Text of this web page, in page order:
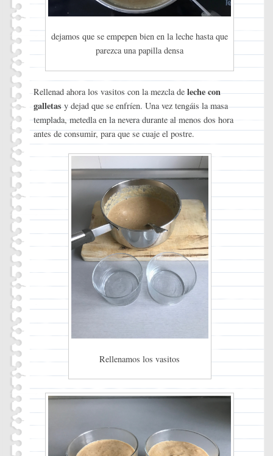
dejamos que se empepen bien en la leche hasta que
parezca una papilla densa
Rellenad ahora los vasitos con la mezcla deleche con
galletas y dejad que se enfríen. Una vez tengáis la masa
templada, metedla en la nevera durante al menos dos hora
antes de consumir, para que se cuaje el postre.
Rellenamos los vasitos